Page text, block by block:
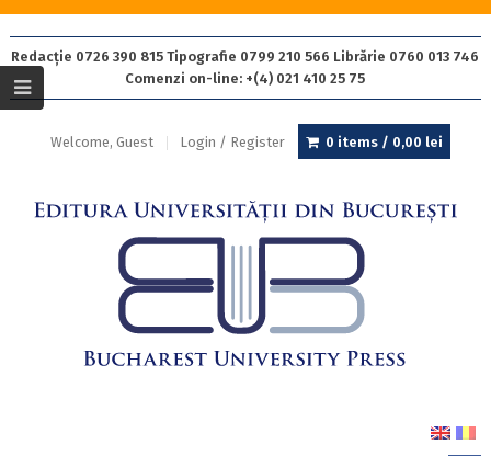
Redacție 0726 390 815 Tipografie 0799 210 566 Librărie 0760 013 746
Comenzi on-line: +(4) 021 410 25 75
Welcome, Guest Login / Register 0 items / 0,00 lei